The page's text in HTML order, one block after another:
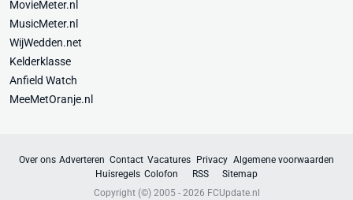
MovieMeter.nl
MusicMeter.nl
WijWedden.net
Kelderklasse
Anfield Watch
MeeMetOranje.nl
Over ons Adverteren Contact Vacatures Privacy Algemene voorwaarden
Huisregels Colofon RSS
Sitemap
Copyright (©) 2005 - 2026 FCUpdate.nl